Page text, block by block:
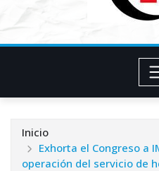
Inicio
Exhorta el Congreso a
operación del servicio de